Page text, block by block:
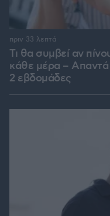
Τι θα συμβεί αν
κάθε μέρα – Απαντά
2 εβδομάδες
πριν 33 λεπτά